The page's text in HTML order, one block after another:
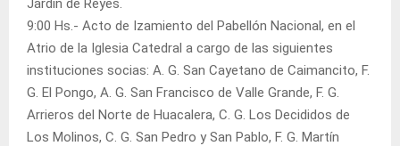
9:00 Hs.- Acto de Izamiento del Pabellón Nacional, en el
Atrio de la Iglesia Catedral a cargo de las siguientes
instituciones socias: A. G. San Cayetano de Caimancito, F.
G. El Pongo, A. G. San Francisco de Valle Grande, F. G.
Arrieros del Norte de Huacalera, C. G. Los Decididos de
Los Molinos, C. G. San Pedro y San Pablo, F. G. Martín